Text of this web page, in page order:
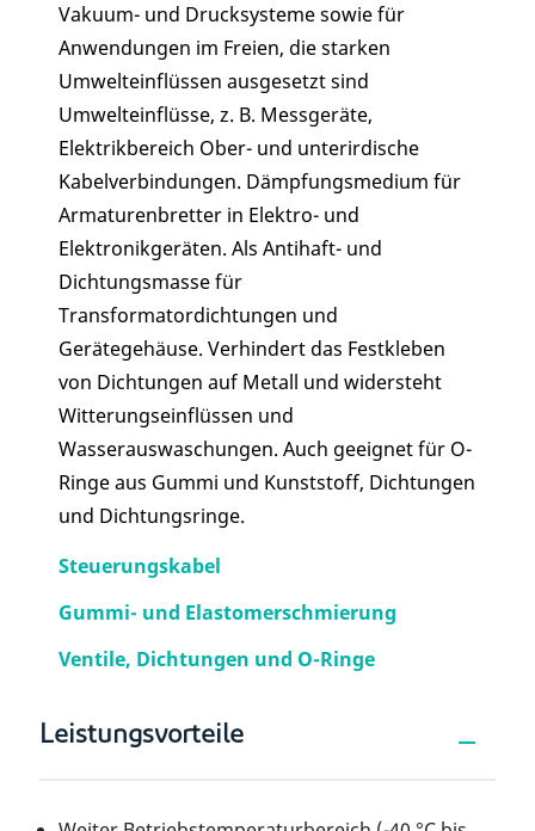
Vakuum- und Drucksysteme sowie für
Anwendungen im Freien, die starken
Umwelteinflüssen ausgesetzt sind
Umwelteinflüsse, z. B. Messgeräte,
Elektrikbereich Ober- und unterirdische
Kabelverbindungen. Dämpfungsmedium für
Armaturenbretter in Elektro- und
Elektronikgeräten. Als Antihaft- und
Dichtungsmasse für
Transformatordichtungen und
Gerätegehäuse. Verhindert das Festkleben
von Dichtungen auf Metall und widersteht
Witterungseinflüssen und
Wasserauswaschungen. Auch geeignet für O-
Ringe aus Gummi und Kunststoff, Dichtungen
und Dichtungsringe.
Steuerungskabel
Gummi- und Elastomerschmierung
Ventile, Dichtungen und O-Ringe
Leistungsvorteile